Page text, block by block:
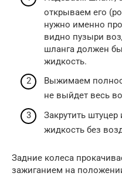
открываем его
нужно именно
видно пузыри
шланга должен
жидкость.
Выжимаем
не выйдет весь
Закрутить штуцер
жидкость без
Задние колеса
зажиганием на